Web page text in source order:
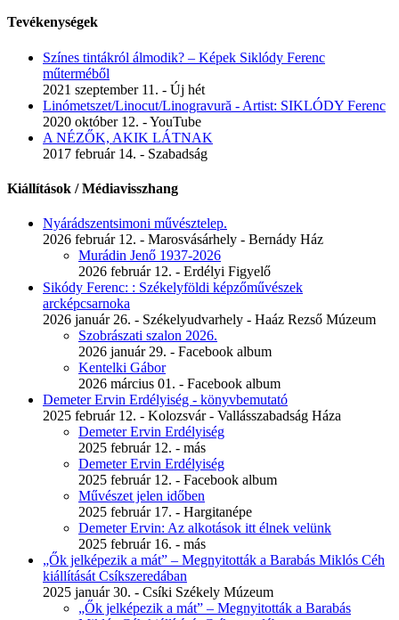
Tevékenységek
Színes tintákról álmodik? – Képek Siklódy Ferenc
műterméből
2021 szeptember 11. - Új hét
Linómetszet/Linocut/Linogravură - Artist: SIKLÓDY Ferenc
2020 október 12. - YouTube
A NÉZŐK, AKIK LÁTNAK
2017 február 14. - Szabadság
Kiállítások / Médiavisszhang
Nyárádszentsimoni művésztelep.
2026 február 12. - Marosvásárhely - Bernády Ház
Murádin Jenő 1937-2026
2026 február 12. - Erdélyi Figyelő
Sikódy Ferenc: : Székelyföldi képzőművészek
arcképcsarnoka
2026 január 26. - Székelyudvarhely - Haáz Rezső Múzeum
Szobrászati szalon 2026.
2026 január 29. - Facebook album
Kentelki Gábor
2026 március 01. - Facebook album
Demeter Ervin Erdélyiség - könyvbemutató
2025 február 12. - Kolozsvár - Vallásszabadság Háza
Demeter Ervin Erdélyiség
2025 február 12. - más
Demeter Ervin Erdélyiség
2025 február 12. - Facebook album
Művészet jelen időben
2025 február 17. - Hargitanépe
Demeter Ervin: Az alkotások itt élnek velünk
2025 február 16. - más
„Ők jelképezik a mát” – Megnyitották a Barabás Miklós Céh
kiállítását Csíkszeredában
2025 január 30. - Csíki Székely Múzeum
„Ők jelképezik a mát” – Megnyitották a Barabás